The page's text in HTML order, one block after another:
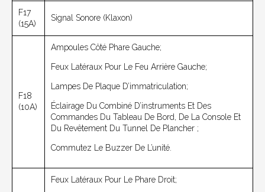
F17
(15A)
Signal Sonore (klaxon)
F18
(10A)
Ampoules Côté Phare Gauche;
Feux Latéraux Pour Le Feu Arrière Gauche;
Lampes De Plaque D’immatriculation;
Éclairage Du Combiné D’instruments Et Des
Commandes Du Tableau De Bord, De La Console Et
Du Revêtement Du Tunnel De Plancher ;
Commutez Le Buzzer De L’unité.
Feux Latéraux Pour Le Phare Droit;